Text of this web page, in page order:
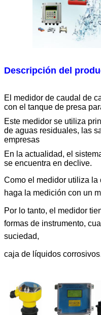
Descripción del
El medidor de caudal de
con el tanque de presa
Este medidor se utiliza
de aguas residuales, las
empresas
En la actualidad, el
se encuentra en declive.
Como el medidor utiliza la
haga la medición con un
Por lo tanto, el medidor
formas de instrumento,
suciedad,
caja de líquidos corrosivos